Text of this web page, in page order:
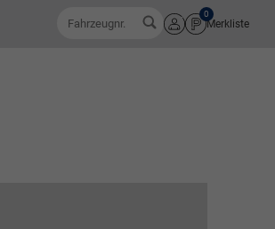
Fahrzeugnr.
Anmelden
Merkliste
0